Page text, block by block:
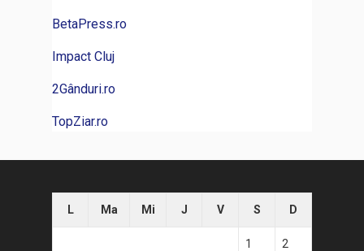
BetaPress.ro
Impact Cluj
2Gânduri.ro
TopZiar.ro
L Ma Mi J V S D
1 2